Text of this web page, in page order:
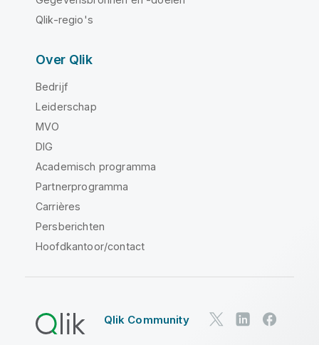
Qlik-regio's
Over Qlik
Bedrijf
Leiderschap
MVO
DIG
Academisch programma
Partnerprogramma
Carrières
Persberichten
Hoofdkantoor/contact
Qlik Community